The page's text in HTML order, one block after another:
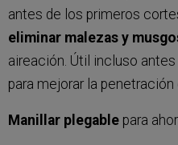
antes de los primeros
eliminar malezas y
aireación. Útil incluso
para mejorar la penetración
Manillar plegable para